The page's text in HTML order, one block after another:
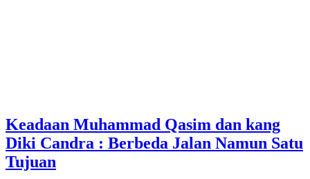
Keadaan Muhammad Qasim dan kang
Diki Candra : Berbeda Jalan Namun Satu
Tujuan